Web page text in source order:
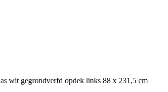
wit gegrondverfd opdek links 88 x 231,5 cm